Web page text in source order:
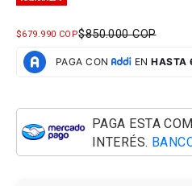
PRECIO DE OFERTA
$679.990 COPPRECIO NORMAL
$850.000 COP
PAGA ESTA
INTERÉS.